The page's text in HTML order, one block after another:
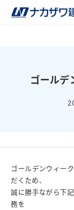
ゴールデ
ゴールデンウィー
だくため、
誠に勝手ながら下
務を